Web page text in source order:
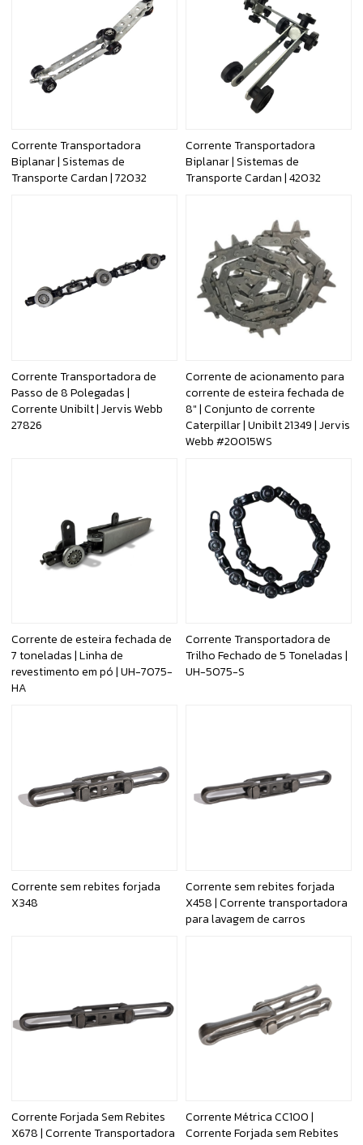
Corrente Transportadora
Biplanar | Sistemas de
Transporte Cardan | 72032
Corrente Transportadora
Biplanar | Sistemas de
Transporte Cardan | 42032
Corrente Transportadora de
Passo de 8 Polegadas |
Corrente Unibilt | Jervis Webb
27826
Corrente de acionamento para
corrente de esteira fechada de
8" | Conjunto de corrente
Caterpillar | Unibilt 21349 | Jervis
Webb #20015WS
Corrente de esteira fechada de
7 toneladas | Linha de
revestimento em pó | UH-7075-
HA
Corrente Transportadora de
Trilho Fechado de 5 Toneladas |
UH-5075-S
Corrente sem rebites forjada
X348
Corrente sem rebites forjada
X458 | Corrente transportadora
para lavagem de carros
Corrente Forjada Sem Rebites
X678 | Corrente Transportadora
Corrente Métrica CC100 |
Corrente Forjada sem Rebites